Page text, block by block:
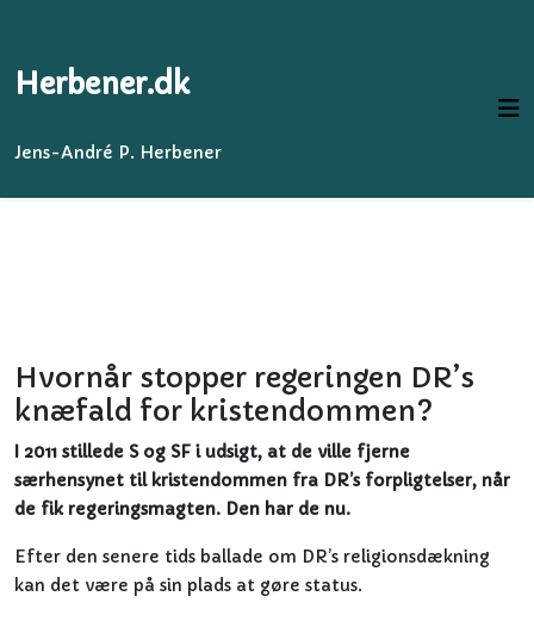
Herbener.dk
Jens-André P. Herbener
Hvornår stopper regeringen DR’s
knæfald for kristendommen?
I 2011 stillede S og SF i udsigt, at de ville fjerne
særhensynet til kristendommen fra DR’s forpligtelser, når
de fik regeringsmagten. Den har de nu.
Efter den senere tids ballade om DR’s religionsdækning
kan det være på sin plads at gøre status.